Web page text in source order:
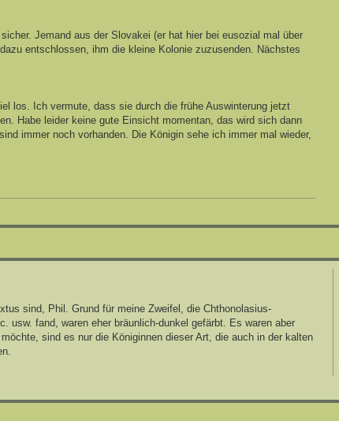
Jemand aus der Slovakei (er hat hier bei eusozial mal über
entschlossen, ihm die kleine Kolonie zuzusenden. Nächstes
los. Ich vermute, dass sie durch die frühe Auswinterung jetzt
Habe leider keine gute Einsicht momentan, das wird sich dann
immer noch vorhanden. Die Königin sehe ich immer mal wieder,
sind, Phil. Grund für meine Zweifel, die Chthonolasius-
usw. fand, waren eher bräunlich-dunkel gefärbt. Es waren aber
sind es nur die Königinnen dieser Art, die auch in der kalten